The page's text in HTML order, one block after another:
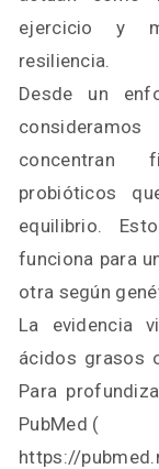
ejercicio y
resiliencia.
Desde un
concentran
probióticos
equilibrio.
funciona para
otra según
La evidencia
ácidos grasos
Para
PubMed (
https://